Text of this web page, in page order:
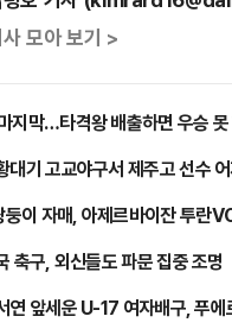
모아 보기 >
지막…타격왕 배출하면 우승
대기 고교야구서 제주고 선수
이 자매, 아제르바이잔 투란
축구, 외신들도 파문 집중 조명
연 앞세운 U-17 여자배구, 푸